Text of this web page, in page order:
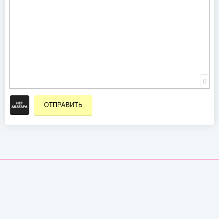
0
ОТПРАВИТЬ